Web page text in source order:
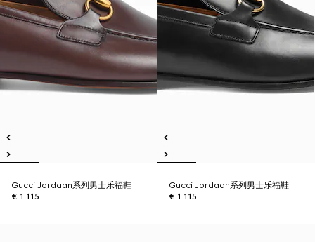
Gucci Jordaan系列男士乐福鞋
€ 1.115
Gucci Jordaan系列男士乐福鞋
€ 1.115